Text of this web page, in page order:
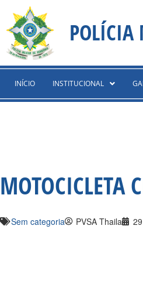
content
para
conteúdo
INÍCIO INSTITUCIONAL
MOTOCICLETA
Sem categoria PVSA Thaila